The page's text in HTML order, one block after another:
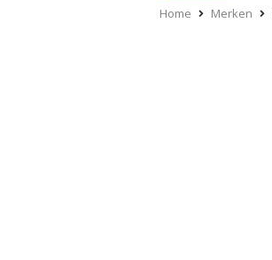
Home Merken